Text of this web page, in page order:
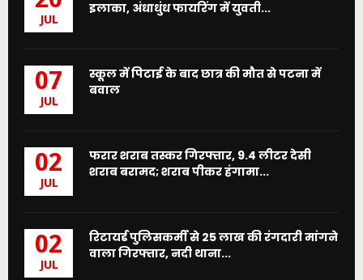
JUL
इलाका, अंधाधुंध फायरिंग में युवती...
07
JUL
स्कूल में पिटाई के बाद छात्र की मौत से पटना में
बवाल
02
JUL
फरार शराब तस्कर गिरफ्तार, 9.4 लीटर देसी
शराब बरामद; शराब पीकर हंगामा...
02
JUL
रिटायर्ड पुलिसकर्मी से 25 लाख की रंगदारी मांगने
वाला गिरफ्तार, नदी थाना...